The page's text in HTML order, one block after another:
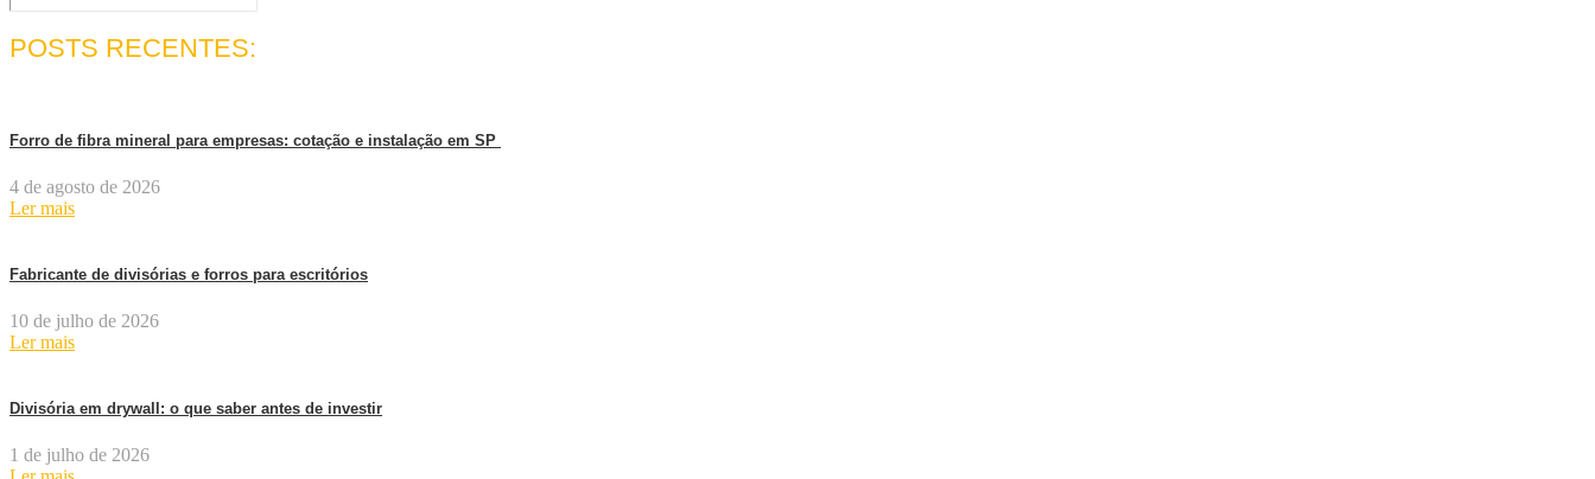
POSTS RECENTES:
Forro de fibra mineral para empresas: cotação e instalação em SP
4 de agosto de 2026
Ler mais
Fabricante de divisórias e forros para escritórios
10 de julho de 2026
Ler mais
Divisória em drywall: o que saber antes de investir
1 de julho de 2026